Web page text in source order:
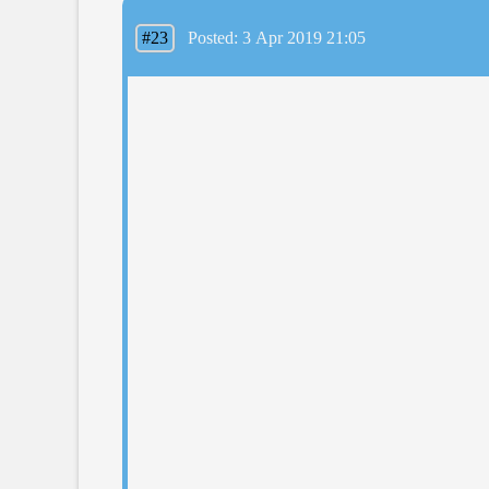
#23 Posted: 3 Apr 2019 21:05